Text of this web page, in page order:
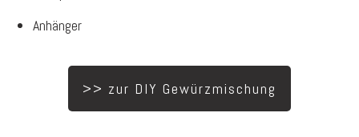
Anhänger
>> zur DIY Gewürzmischung